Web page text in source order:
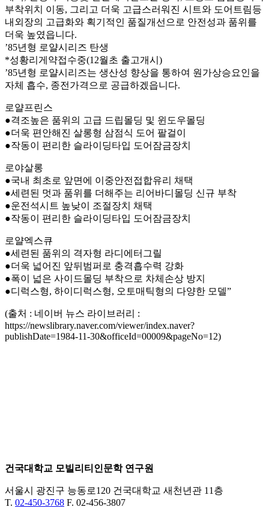
부착위치 이동, 그리고 더욱 고급스러워진 시트와 도어트림등
내외장의 고급화와 획기적인 품질개선으로 안전성과 품위를
더욱 높였읍니다.
’85년형 로얄시리즈 탄생
*성황리게약접수중(12월초 출고개시)
’85년형 로얄시리즈는 생산성 향상을 통하여 원가상승요인을
자체 흡수, 종전가격으로 공급하겠읍니다.
로얄프린스
●격조높은 품위의 고급 드립몰딩 및 윈도우몰딩
●더욱 편안해진 살롱형 삼점식 도어 팔걸이
●작동이 편리한 슬라이딩타입 도어잠금장치
로야살롱
●국내 최초로 앞면에 이중안전접합유리 채택
●세련된 멋과 품위를 더해주는 리어바디몰딩 신규 부착
●운전석시트 높낮이 조절장치 채택
●작동이 편리한 슬라이딩타입 도어잠금장치
로얄엑스큐
●세련된 품위의 격자형 라디에터그릴
●더욱 넓어진 앞뒤범퍼로 충격흡수력 강화
●폭이 넓은 사이드몰딩 부착으로 차체손상 방지
●디럭스형, 하이디럭스형, 오토매틱형의 다양한 모델”
(출처 : 네이버 뉴스 라이브러리 :
https://newslibrary.naver.com/viewer/index.naver?
publishDate=1984-11-30&officeId=00009&pageNo=12)
건국대학교 모빌리티인문학 연구원
서울시 광진구 능동로120 건국대학교 새천년관 11층
T. 02-450-3768 F. 02-456-3807